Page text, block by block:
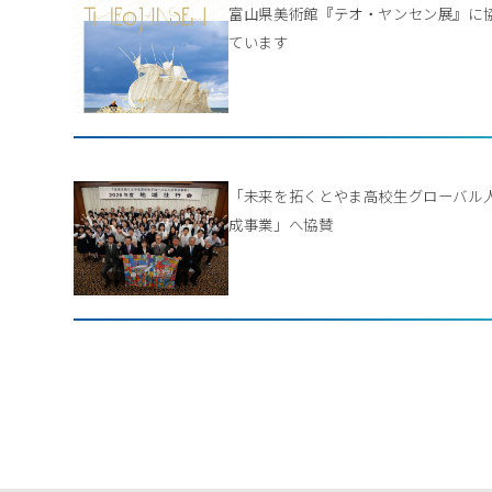
富山県美術館『テオ・ヤンセン展』に
ています
「未来を拓くとやま高校生グローバル
成事業」へ協賛